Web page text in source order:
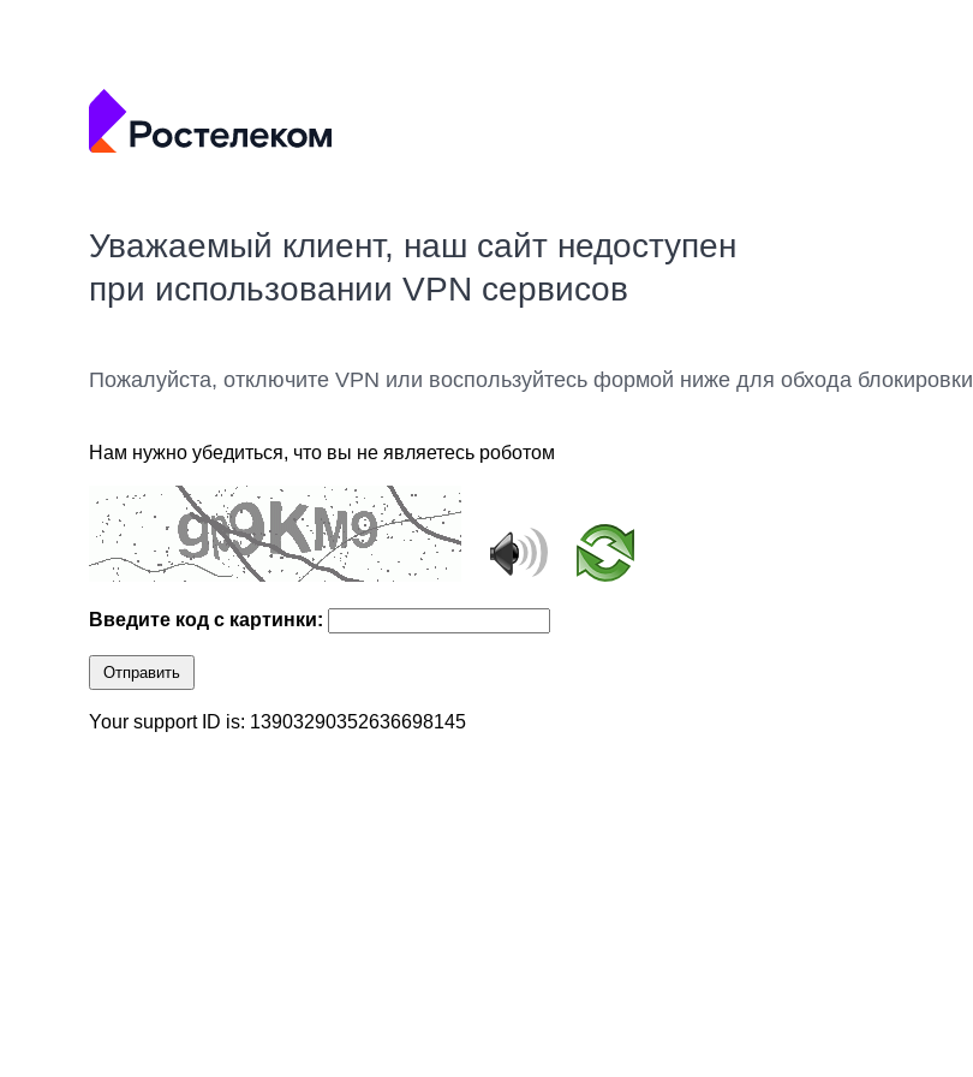
Уважаемый клиент, наш сайт недоступен
при использовании VPN сервисов
Пожалуйста, отключите VPN или воспользуйтесь формой ниже для обхода блокировки
Нам нужно убедиться, что вы не являетесь роботом
Введите код с картинки:
Отправить
Your support ID is: 13903290352636698145